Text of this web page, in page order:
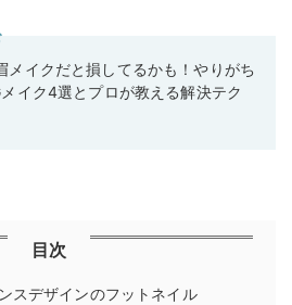
メイクだと損してるかも！やりがち
イク4選とプロが教える解決テク
目次
スデザインのフットネイル